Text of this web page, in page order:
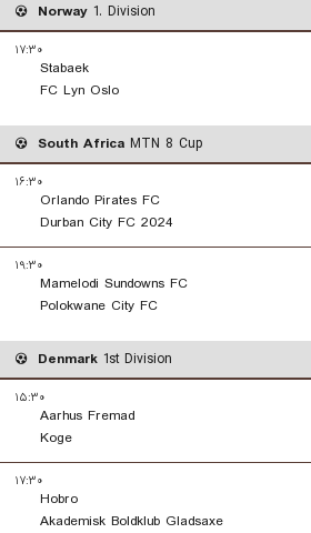
Norway 1. Division
۱۷:۳۰
Stabaek
FC Lyn Oslo
South Africa MTN 8 Cup
۱۶:۳۰
Orlando Pirates FC
Durban City FC 2024
۱۹:۳۰
Mamelodi Sundowns FC
Polokwane City FC
Denmark 1st Division
۱۵:۳۰
Aarhus Fremad
Koge
۱۷:۳۰
Hobro
Akademisk Boldklub Gladsaxe